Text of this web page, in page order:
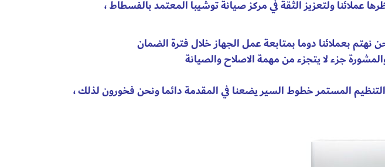
ولتعزيز الثقة في مركز صيانة توشيبا المعتمد بالفسطاط ،
نهتم بعملائنا دوما بمتابعة عمل الجهاز خلال فترة الضمان
جزء لا يتجزء من مهمة الاصلاح والصيانة
المستمر خطوط السير يضعنا في المقدمة دائما ونحن فخورون لذلك ،